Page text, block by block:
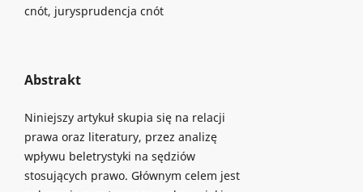
cnót, jurysprudencja cnót
Abstrakt
Niniejszy artykuł skupia się na relacji
prawa oraz literatury, przez analizę
wpływu beletrystyki na sędziów
stosujących prawo. Głównym celem jest